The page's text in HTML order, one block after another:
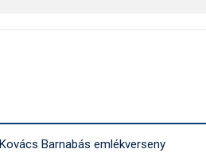
Barnabás emlékverseny